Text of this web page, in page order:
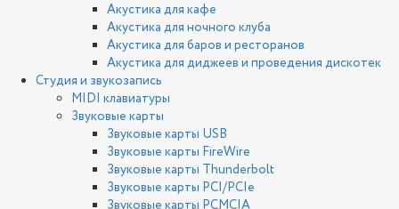
Акустика для кафе
Акустика для ночного клуба
Акустика для баров и ресторанов
Акустика для диджеев и проведения дискотек
Студия и звукозапись
MIDI клавиатуры
Звуковые карты
Звуковые карты USB
Звуковые карты FireWire
Звуковые карты Thunderbolt
Звуковые карты PCI/PCIe
Звуковые карты PCMCIA